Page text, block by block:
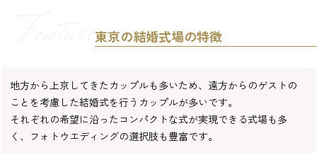
東京の結婚式場の特徴
地方から上京してきたカップルも多いため、遠方からのゲストの
ことを考慮した結婚式を行うカップルが多いです。
それぞれの希望に沿ったコンパクトな式が実現できる式場も多
く、フォトウエディングの選択肢も豊富です。